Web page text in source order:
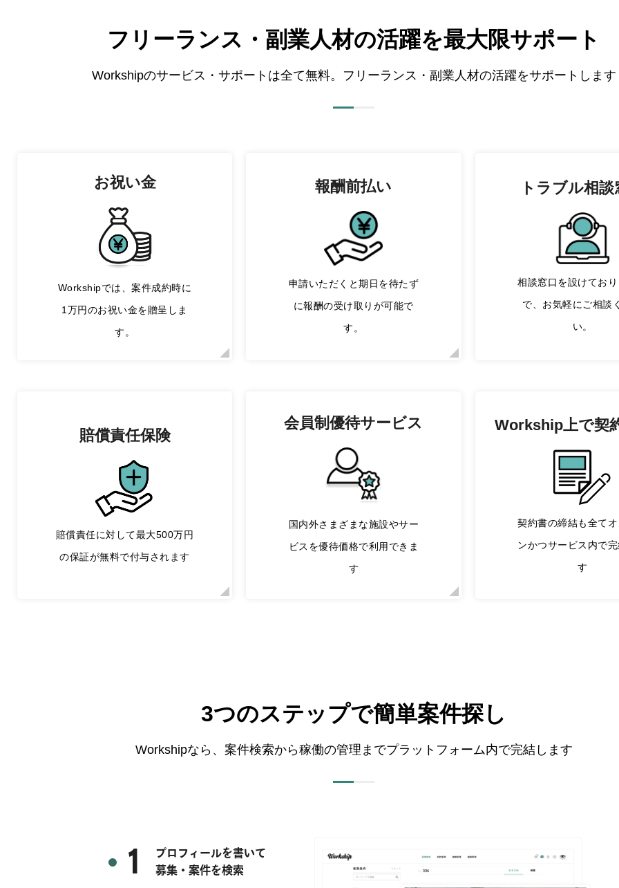
フリーランス・副業人材の活躍を最大限サポート
Workshipのサービス・サポートは全て無料。フリーランス・副業人材の活躍をサポートします
お祝い金
Workshipでは、案件成約時に
1万円のお祝い金を贈呈しま
す。
報酬前払い
申請いただくと期日を待たず
に報酬の受け取りが可能で
す。
トラブル相談
相談窓口を設けてお
で、お気軽にご相談
い。
賠償責任保険
賠償責任に対して最大500万円
の保証が無料で付与されます
会員制優待サービス
国内外さまざまな施設やサー
ビスを優待価格で利用できま
す
Workship上で契
契約書の締結も全て
ンかつサービス内で
す
3つのステップで簡単案件探し
Workshipなら、案件検索から稼働の管理までプラットフォーム内で完結します
1